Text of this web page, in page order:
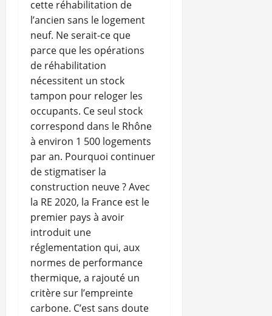
cette réhabilitation de
l’ancien sans le logement
neuf. Ne serait-ce que
parce que les opérations
de réhabilitation
nécessitent un stock
tampon pour reloger les
occupants. Ce seul stock
correspond dans le Rhône
à environ 1 500 logements
par an. Pourquoi continuer
de stigmatiser la
construction neuve ? Avec
la RE 2020, la France est le
premier pays à avoir
introduit une
réglementation qui, aux
normes de performance
thermique, a rajouté un
critère sur l’empreinte
carbone. C’est sans doute